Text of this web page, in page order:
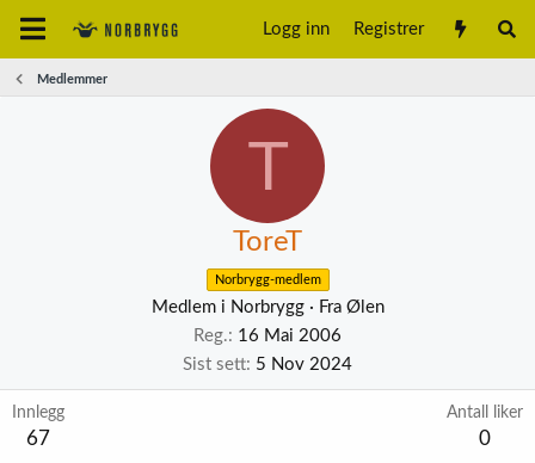
Logg inn Registrer
Medlemmer
T
ToreT
Norbrygg-medlem
Medlem i Norbrygg · Fra Ølen
Reg.
16 Mai 2006
Sist sett 5 Nov 2024
Innlegg
67
Antall liker
0